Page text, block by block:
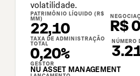
volatilidade.
PATRIMÔNIO LÍQUIDO (R$
MM)
22,10 R$
TAXA DE ADMINISTRAÇÃO
TOTAL
0,20%
NÚMERO
GESTOR
NU ASSET MANAGEMENT